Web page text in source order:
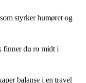
styrker humøret og
finner du ro midt i
balanse i en travel